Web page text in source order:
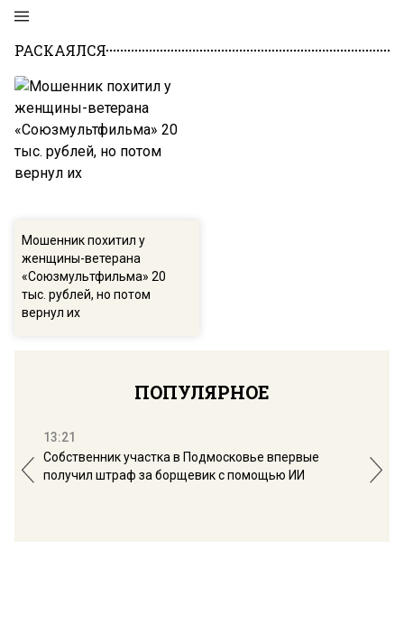
РАСКАЯЛСЯ
Мошенник похитил у
женщины-ветерана
«Союзмультфильма» 20
тыс. рублей, но потом
вернул их
ПОПУЛЯРНОЕ
13:21
Собственник участка в Подмосковье впервые
получил штраф за борщевик с помощью ИИ